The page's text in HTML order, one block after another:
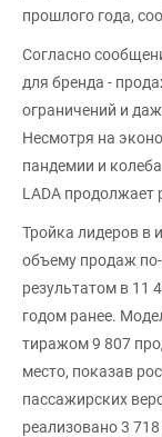
прошлого года,
Согласно
для бренда -
ограничений и
Несмотря на
пандемии и
LADA продолжает
Тройка лидеров в
объему продаж
результатом в 11
годом ранее.
тиражом 9 807
место, показав
пассажирских
реализовано 3